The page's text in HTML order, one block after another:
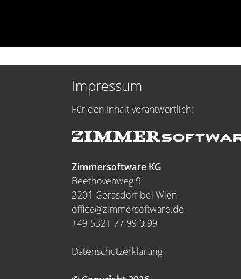
Impressum
Für den Inhalt verantwortlich:
Zimmersoftware KG
Beethovenweg 9
2201 Gerasdorf bei Wien
office@zimmersoftware.de
+49 5321 77 99 0 99
Datenschutzerklärung